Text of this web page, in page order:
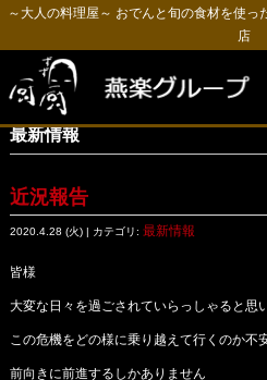
～大人の料理屋～ おでんと旬の食材を使
店
最新情報
近況報告
2020.4.28 (火) | カテゴリ: 最新情報
皆様
大変な日々を過ごされていらっしゃると思
この危機をどの様に乗り越えて行くのか不
前向きに前進するしかありません